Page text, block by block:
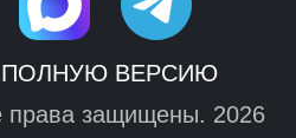
ПОЛНУЮ ВЕРСИЮ
права защищены. 2026